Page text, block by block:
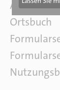
h
l
i
t
e
r
a
AutiSta
Ortsbuch